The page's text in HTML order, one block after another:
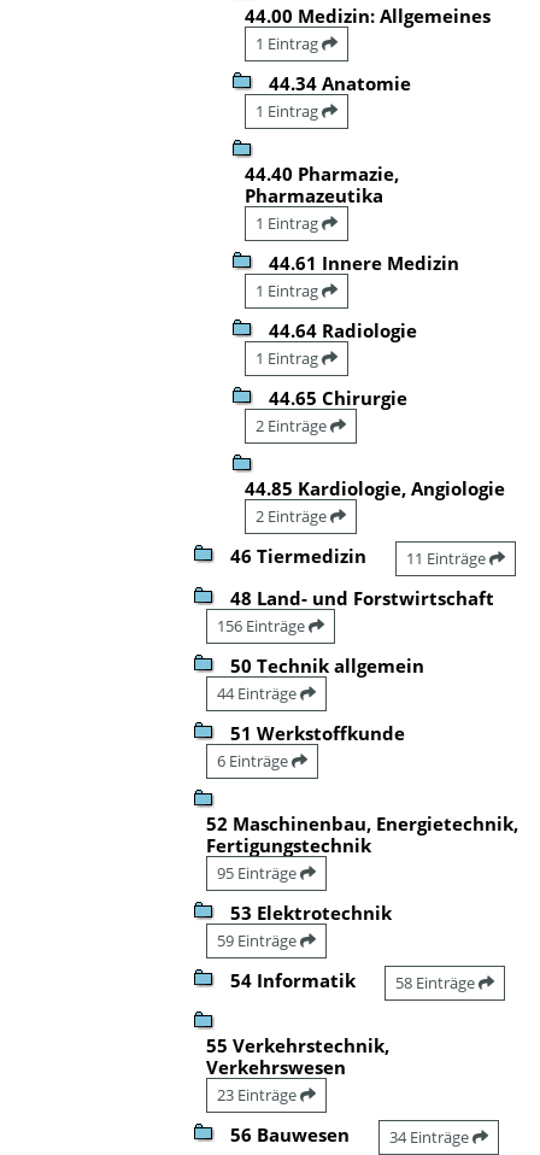
44.00 Medizin: Allgemeines
1 Eintrag
44.34 Anatomie
1 Eintrag
44.40 Pharmazie,
Pharmazeutika
1 Eintrag
44.61 Innere Medizin
1 Eintrag
44.64 Radiologie
1 Eintrag
44.65 Chirurgie
2 Einträge
44.85 Kardiologie, Angiologie
2 Einträge
46 Tiermedizin 11 Einträge
48 Land- und Forstwirtschaft
156 Einträge
50 Technik allgemein
44 Einträge
51 Werkstoffkunde
6 Einträge
52 Maschinenbau, Energietechnik,
Fertigungstechnik
95 Einträge
53 Elektrotechnik
59 Einträge
54 Informatik 58 Einträge
55 Verkehrstechnik,
Verkehrswesen
23 Einträge
56 Bauwesen 34 Einträge